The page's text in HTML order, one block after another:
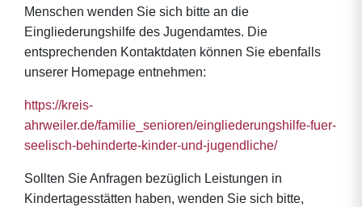
Menschen wenden Sie sich bitte an die
Eingliederungshilfe des Jugendamtes. Die
entsprechenden Kontaktdaten können Sie ebenfalls
unserer Homepage entnehmen:
https://kreis-
ahrweiler.de/familie_senioren/eingliederungshilfe-fuer-
seelisch-behinderte-kinder-und-jugendliche/
Sollten Sie Anfragen bezüglich Leistungen in
Kindertagesstätten haben, wenden Sie sich bitte,